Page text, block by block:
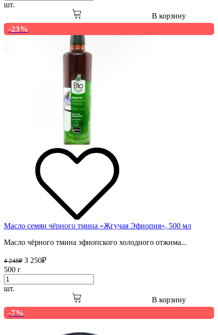
шт.
В корзину
-23%
Масло семян чёрного тмина «Жгучая Эфиопия», 500 мл
Масло чёрного тмина эфиопского холодного отжима...
4 248₽ 3 250₽
500 г
шт.
В корзину
-7%